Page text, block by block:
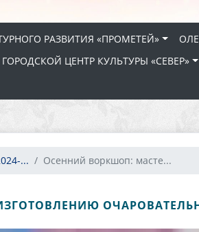
РАЗВИТИЯ «ПРОМЕТЕЙ»
ЦЕНТР КУЛЬТУРЫ «СЕВЕР»
... Осенний воркшоп: масте...